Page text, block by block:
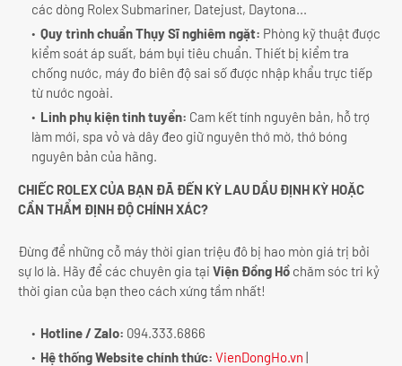
các dòng Rolex Submariner, Datejust, Daytona...
Quy trình chuẩn Thụy Sĩ nghiêm ngặt: Phòng kỹ thuật được
kiểm soát áp suất, bám bụi tiêu chuẩn. Thiết bị kiểm tra
chống nước, máy đo biên độ sai số được nhập khẩu trực tiếp
từ nước ngoài.
Linh phụ kiện tinh tuyển: Cam kết tính nguyên bản, hỗ trợ
làm mới, spa vỏ và dây đeo giữ nguyên thớ mờ, thớ bóng
nguyên bản của hãng.
CHIẾC ROLEX CỦA BẠN ĐÃ ĐẾN KỲ LAU DẦU ĐỊNH KỲ HOẶC
CẦN THẨM ĐỊNH ĐỘ CHÍNH XÁC?
Đừng để những cỗ máy thời gian triệu đô bị hao mòn giá trị bởi
sự lơ là. Hãy để các chuyên gia tại Viện Đồng Hồ chăm sóc tri kỷ
thời gian của bạn theo cách xứng tầm nhất!
Hotline / Zalo: 094.333.6866
Hệ thống Website chính thức: VienDongHo.vn |